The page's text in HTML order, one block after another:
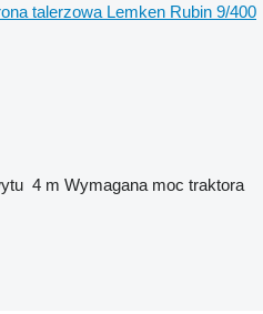
talerzowa Lemken Rubin 9/400
4 m Wymagana moc traktora